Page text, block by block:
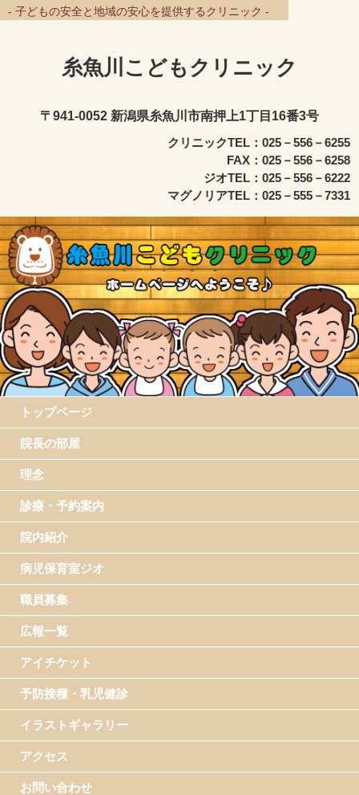
- 子どもの安全と地域の安心を提供するクリニック -
糸魚川こどもクリニック
〒941-0052 新潟県糸魚川市南押上1丁目16番3号
クリニックTEL：025－556－6255
FAX：025－556－6258
ジオTEL：025－556－6222
マグノリアTEL：025－555－7331
トップページ
院長の部屋
理念
診療・予約案内
院内紹介
病児保育室ジオ
職員募集
広報一覧
アイチケット
予防接種・乳児健診
イラストギャラリー
アクセス
お問い合わせ